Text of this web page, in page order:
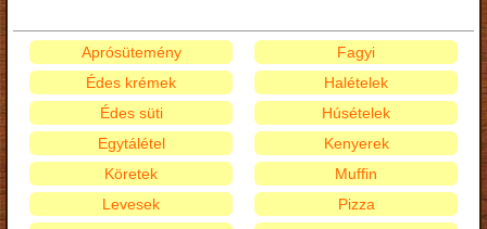
Aprósütemény
Édes krémek
Édes süti
Egytálétel
Fagyi
Halételek
Húsételek
Kenyerek
Köretek
Levesek
Muffin
Pizza